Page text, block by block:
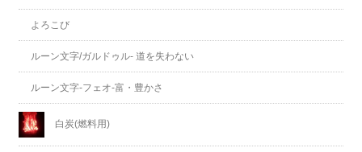
よろこび
ルーン文字/ガルドゥル- 道を失わない
ルーン文字-フェオ-富・豊かさ
白炭(燃料用)